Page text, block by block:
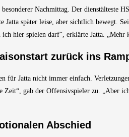
Nachmittag. Der dienstälteste
Jatta später leise, aber sichtlich bewegt.
hier spielen darf“, erklärte Jatta. „Mehr
zurück ins
für Jatta nicht immer einfach.
Zeit“, gab der Offensivspieler zu. „Aber
Abschied